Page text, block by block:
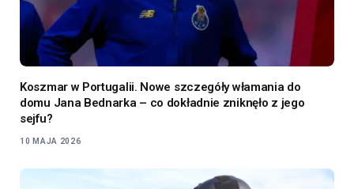
Koszmar w Portugalii. Nowe szczegóły włamania do
domu Jana Bednarka – co dokładnie zniknęło z jego
sejfu?
10 MAJA 2026